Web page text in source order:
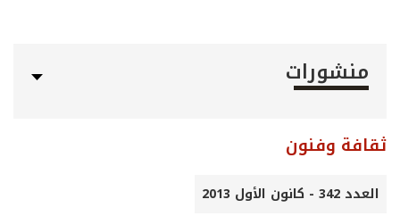
منشورات
ثقافة وفنون
العدد 342 - كانون الأول 2013